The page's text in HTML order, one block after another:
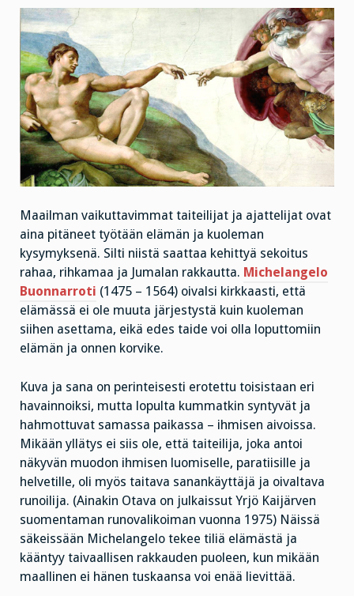
Maailman vaikuttavimmat taiteilijat ja ajattelijat ovat
aina pitäneet työtään elämän ja kuoleman
kysymyksenä. Silti niistä saattaa kehittyä sekoitus
rahaa, rihkamaa ja Jumalan rakkautta. Michelangelo
Buonnarroti (1475 – 1564) oivalsi kirkkaasti, että
elämässä ei ole muuta järjestystä kuin kuoleman
siihen asettama, eikä edes taide voi olla loputtomiin
elämän ja onnen korvike.
Kuva ja sana on perinteisesti erotettu toisistaan eri
havainnoiksi, mutta lopulta kummatkin syntyvät ja
hahmottuvat samassa paikassa – ihmisen aivoissa.
Mikään yllätys ei siis ole, että taiteilija, joka antoi
näkyvän muodon ihmisen luomiselle, paratiisille ja
helvetille, oli myös taitava sanankäyttäjä ja oivaltava
runoilija. (Ainakin Otava on julkaissut Yrjö Kaijärven
suomentaman runovalikoiman vuonna 1975) Näissä
säkeissään Michelangelo tekee tiliä elämästä ja
kääntyy taivaallisen rakkauden puoleen, kun mikään
maallinen ei hänen tuskaansa voi enää lievittää.